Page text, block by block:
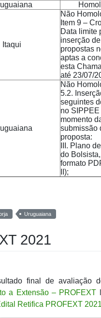
Itaqui
Não
Item 9 –
Data limite
inserção
propostas
aptas a
esta
até 23/07/
Não
5.2.
seguintes
no SIPPEE
momento
submissão
proposta:
III. Plano
do
formato
II);
Uruguaiana
2021
final de avaliação
a Extensão – PROFEXT
Retifica PROFEXT